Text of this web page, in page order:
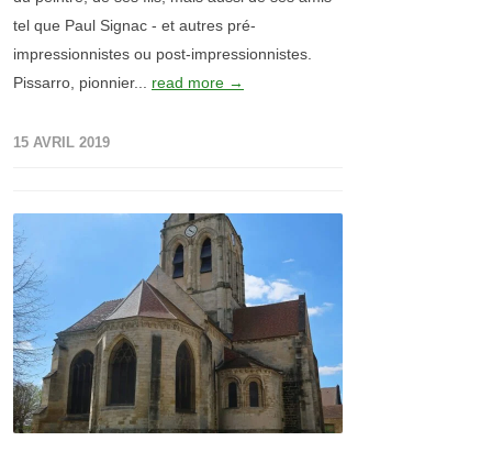
tel que Paul Signac - et autres pré-
impressionnistes ou post-impressionnistes.
Pissarro, pionnier... read more →
15 AVRIL 2019